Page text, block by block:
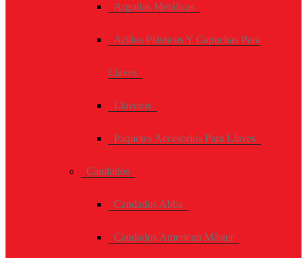
Argollas Metálicas
Arillos Plásticos Y Capuchas Para
Llaves
Llaveros
Paquetes Accesorios Para Llaves
Candados
Candados Abba
Candados American Máster